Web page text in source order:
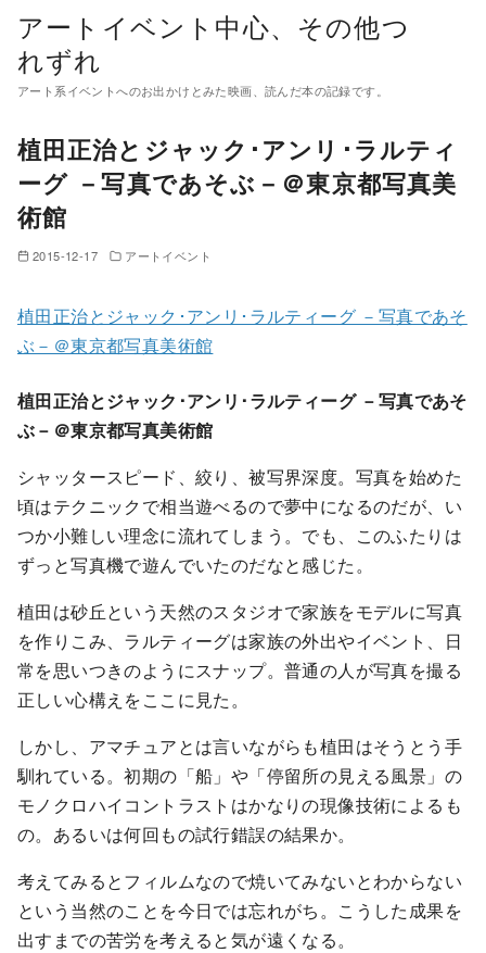
アートイベント中心、その他つ
れずれ
アート系イベントへのお出かけとみた映画、読んだ本の記録です。
植田正治とジャック･アンリ･ラルティ
ーグ －写真であそぶ－＠東京都写真美
術館
2015-12-17 アートイベント
植田正治とジャック･アンリ･ラルティーグ －写真であそ
ぶ－＠東京都写真美術館
植田正治とジャック･アンリ･ラルティーグ －写真であそ
ぶ－＠東京都写真美術館
シャッタースピード、絞り、被写界深度。写真を始めた
頃はテクニックで相当遊べるので夢中になるのだが、い
つか小難しい理念に流れてしまう。でも、このふたりは
ずっと写真機で遊んでいたのだなと感じた。
植田は砂丘という天然のスタジオで家族をモデルに写真
を作りこみ、ラルティーグは家族の外出やイベント、日
常を思いつきのようにスナップ。普通の人が写真を撮る
正しい心構えをここに見た。
しかし、アマチュアとは言いながらも植田はそうとう手
馴れている。初期の「船」や「停留所の見える風景」の
モノクロハイコントラストはかなりの現像技術によるも
の。あるいは何回もの試行錯誤の結果か。
考えてみるとフィルムなので焼いてみないとわからない
という当然のことを今日では忘れがち。こうした成果を
出すまでの苦労を考えると気が遠くなる。